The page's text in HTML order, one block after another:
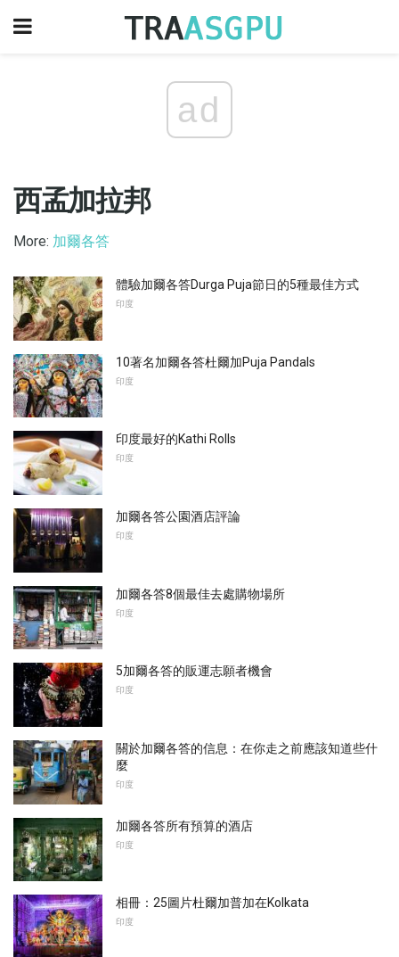
ad
西孟加拉邦
More: 加爾各答
體驗加爾各答Durga Puja節日的5種最佳方式
印度
10著名加爾各答杜爾加Puja Pandals
印度
印度最好的Kathi Rolls
印度
加爾各答公園酒店評論
印度
加爾各答8個最佳去處購物場所
印度
5加爾各答的販運志願者機會
印度
關於加爾各答的信息：在你走之前應該知道些什
麼
印度
加爾各答所有預算的酒店
印度
相冊：25圖片杜爾加普加在Kolkata
印度